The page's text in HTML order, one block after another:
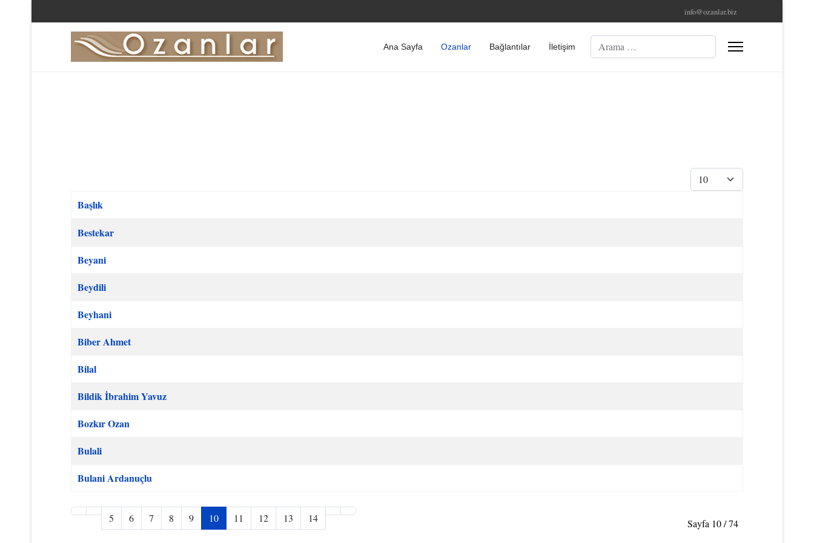
info@ozanlar.biz
Ana Sayfa Ozanlar Bağlantılar İletişim Arama
Göster #
Başlık
Bestekar
Beyani
Beydili
Beyhani
Biber Ahmet
Bilal
Bildik İbrahim Yavuz
Bozkır Ozan
Bulali
Bulani Ardanuçlu
Sayfa 10 / 74
5 6 7 8 9 10 11 12 13 14